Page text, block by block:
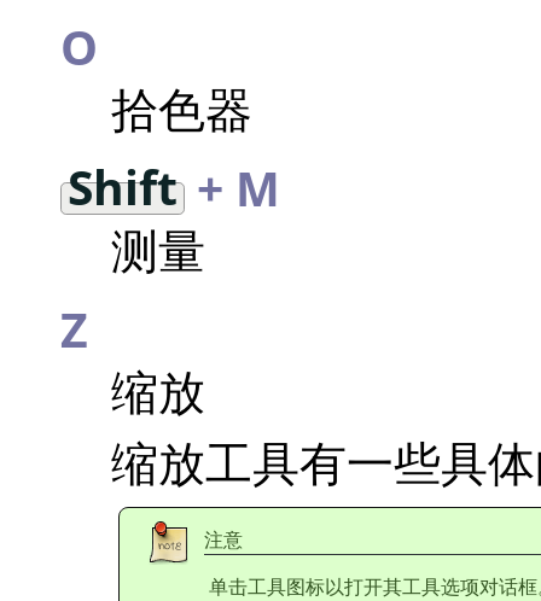
O
拾色器
Shift+ M
测量
Z
缩放
缩放工具有一些具
注意
单击工具图标以打开其工具选项对话